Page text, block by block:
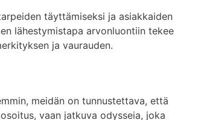
täyttämiseksi ja asiakkaiden
lähestymistapa arvonluontiin tekee
ja vaurauden.
meidän on tunnustettava, että
vaan jatkuva odysseia, joka